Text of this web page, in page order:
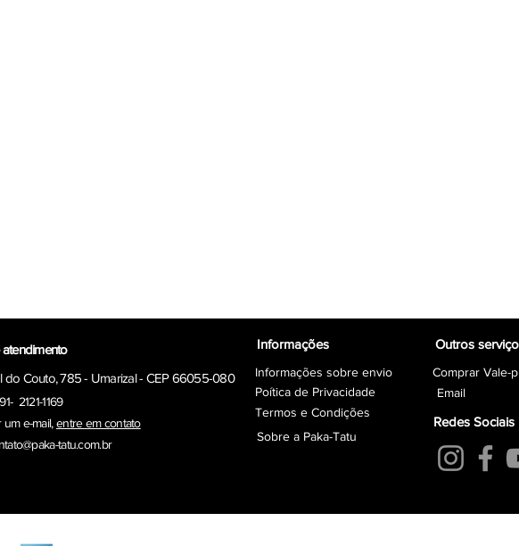
do Couto, 785 - Umarizal - CEP 66055-080
2121-1169
um e-mail, entre em contato
tatu.com.br
Informações
Informações sobre envio
Poítica de Privacidade
Termos e Condições
Sobre a Paka-Tatu
Outros
Comprar Vale-
Email
Redes Sociais